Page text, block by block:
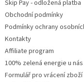
Skip Pay - odložená platba
Obchodní podmínky
Podmínky ochrany
Kontakty
Affiliate program
100% zelená energie u
Formulář pro vrácení zboží